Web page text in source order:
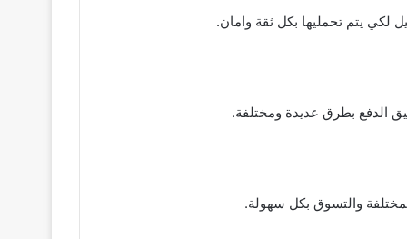
الدفع بطرق عديدة ومختلفة.